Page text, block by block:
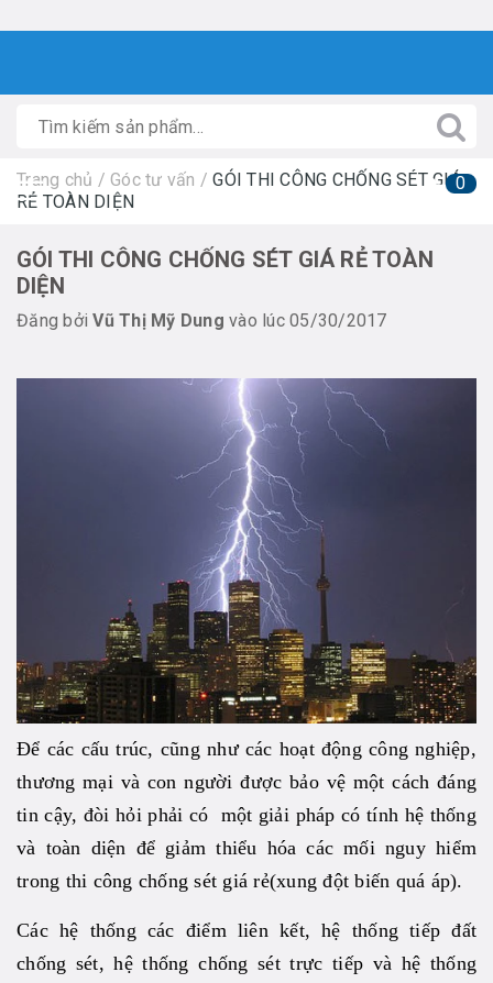
0
Trang chủ / Góc tư vấn /GÓI THI CÔNG CHỐNG SÉT GIÁ
RẺ TOÀN DIỆN
GÓI THI CÔNG CHỐNG SÉT GIÁ RẺ TOÀN
DIỆN
Đăng bởiVũ Thị Mỹ Dung vào lúc 05/30/2017
Để các cấu trúc, cũng như các hoạt động công nghiệp,
thương mại và con người được bảo vệ một cách đáng
tin cậy, đòi hỏi phải có một giải pháp có tính hệ thống
và toàn diện để giảm thiểu hóa các mối nguy hiểm
trong thi công chống sét giá rẻ(xung đột biến quá áp).
Các hệ thống các điểm liên kết, hệ thống tiếp đất
chống sét, hệ thống chống sét trực tiếp và hệ thống